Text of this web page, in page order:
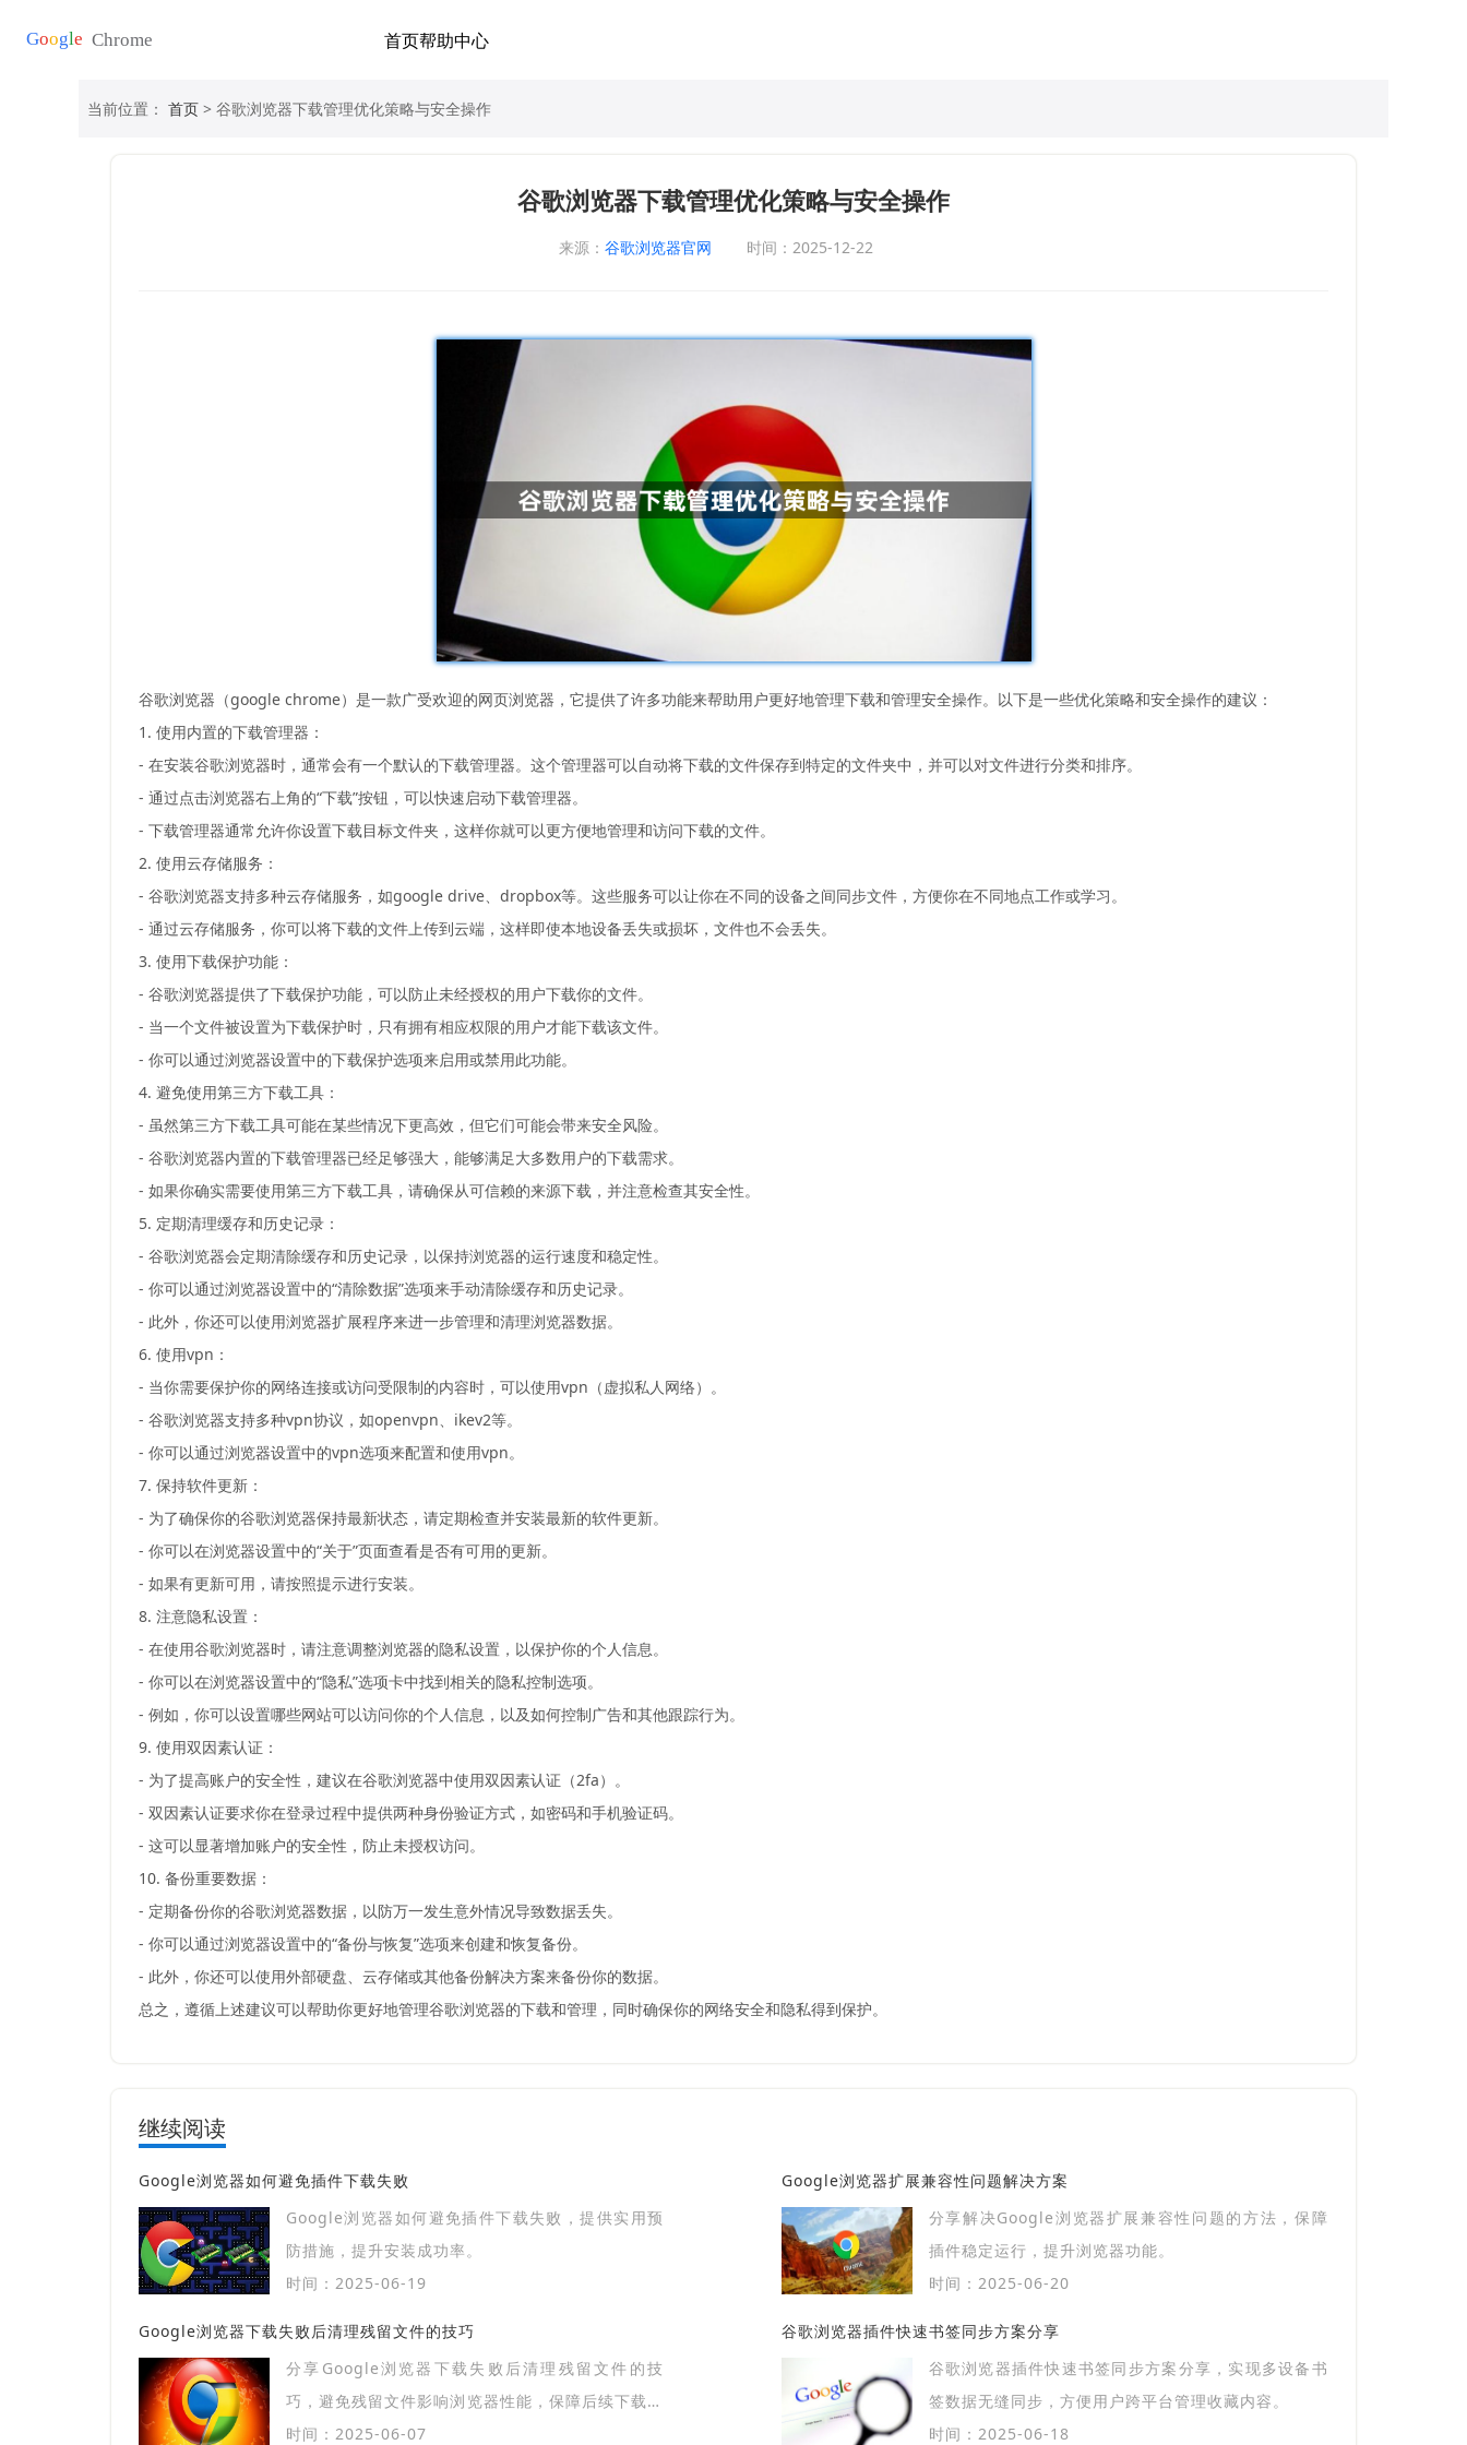
首页帮助中心
当前位置： 首页 > 谷歌浏览器下载管理优化策略与安全操作
谷歌浏览器下载管理优化策略与安全操作
来源： 谷歌浏览器官网 时间：2025-12-22
谷歌浏览器（google chrome）是一款广受欢迎的网页浏览器，它提供了许多功能来帮助用户更好地管理下载和管理安全操作。以下是一些优化策略和安全操作的建议：
1. 使用内置的下载管理器：
- 在安装谷歌浏览器时，通常会有一个默认的下载管理器。这个管理器可以自动将下载的文件保存到特定的文件夹中，并可以对文件进行分类和排序。
- 通过点击浏览器右上角的“下载”按钮，可以快速启动下载管理器。
- 下载管理器通常允许你设置下载目标文件夹，这样你就可以更方便地管理和访问下载的文件。
2. 使用云存储服务：
- 谷歌浏览器支持多种云存储服务，如google drive、dropbox等。这些服务可以让你在不同的设备之间同步文件，方便你在不同地点工作或学习。
- 通过云存储服务，你可以将下载的文件上传到云端，这样即使本地设备丢失或损坏，文件也不会丢失。
3. 使用下载保护功能：
- 谷歌浏览器提供了下载保护功能，可以防止未经授权的用户下载你的文件。
- 当一个文件被设置为下载保护时，只有拥有相应权限的用户才能下载该文件。
- 你可以通过浏览器设置中的下载保护选项来启用或禁用此功能。
4. 避免使用第三方下载工具：
- 虽然第三方下载工具可能在某些情况下更高效，但它们可能会带来安全风险。
- 谷歌浏览器内置的下载管理器已经足够强大，能够满足大多数用户的下载需求。
- 如果你确实需要使用第三方下载工具，请确保从可信赖的来源下载，并注意检查其安全性。
5. 定期清理缓存和历史记录：
- 谷歌浏览器会定期清除缓存和历史记录，以保持浏览器的运行速度和稳定性。
- 你可以通过浏览器设置中的“清除数据”选项来手动清除缓存和历史记录。
- 此外，你还可以使用浏览器扩展程序来进一步管理和清理浏览器数据。
6. 使用vpn：
- 当你需要保护你的网络连接或访问受限制的内容时，可以使用vpn（虚拟私人网络）。
- 谷歌浏览器支持多种vpn协议，如openvpn、ikev2等。
- 你可以通过浏览器设置中的vpn选项来配置和使用vpn。
7. 保持软件更新：
- 为了确保你的谷歌浏览器保持最新状态，请定期检查并安装最新的软件更新。
- 你可以在浏览器设置中的“关于”页面查看是否有可用的更新。
- 如果有更新可用，请按照提示进行安装。
8. 注意隐私设置：
- 在使用谷歌浏览器时，请注意调整浏览器的隐私设置，以保护你的个人信息。
- 你可以在浏览器设置中的“隐私”选项卡中找到相关的隐私控制选项。
- 例如，你可以设置哪些网站可以访问你的个人信息，以及如何控制广告和其他跟踪行为。
9. 使用双因素认证：
- 为了提高账户的安全性，建议在谷歌浏览器中使用双因素认证（2fa）。
- 双因素认证要求你在登录过程中提供两种身份验证方式，如密码和手机验证码。
- 这可以显著增加账户的安全性，防止未授权访问。
10. 备份重要数据：
- 定期备份你的谷歌浏览器数据，以防万一发生意外情况导致数据丢失。
- 你可以通过浏览器设置中的“备份与恢复”选项来创建和恢复备份。
- 此外，你还可以使用外部硬盘、云存储或其他备份解决方案来备份你的数据。
总之，遵循上述建议可以帮助你更好地管理谷歌浏览器的下载和管理，同时确保你的网络安全和隐私得到保护。
继续阅读
Google浏览器如何避免插件下载失败
Google浏览器如何避免插件下载失败，提供实用预
防措施，提升安装成功率。
时间：2025-06-19
Google浏览器扩展兼容性问题解决方案
分享解决Google浏览器扩展兼容性问题的方法，保障
插件稳定运行，提升浏览器功能。
时间：2025-06-20
Google浏览器下载失败后清理残留文件的技巧
分享Google浏览器下载失败后清理残留文件的技
巧，避免残留文件影响浏览器性能，保障后续下载顺
畅。
时间：2025-06-07
谷歌浏览器插件快速书签同步方案分享
谷歌浏览器插件快速书签同步方案分享，实现多设备书
签数据无缝同步，方便用户跨平台管理收藏内容。
时间：2025-06-18